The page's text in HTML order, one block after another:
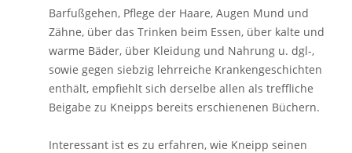
Barfußgehen, Pflege der Haare, Augen Mund und
Zähne, über das Trinken beim Essen, über kalte und
warme Bäder, über Kleidung und Nahrung u. dgl-,
sowie gegen siebzig lehrreiche Krankengeschichten
enthält, empfiehlt sich derselbe allen als treffliche
Beigabe zu Kneipps bereits erschienenen Büchern.
Interessant ist es zu erfahren, wie Kneipp seinen